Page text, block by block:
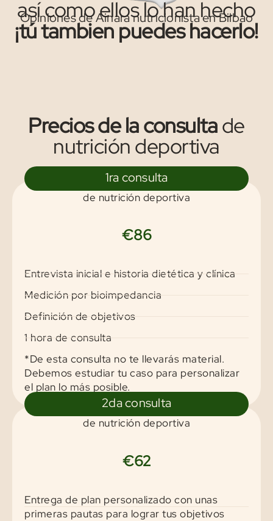
Opiniones de Ainara nutricionista en Bilbao
así como ellos lo han hecho
¡tú tambien puedes hacerlo!
Precios de la consultade
nutrición deportiva
1ra consulta
de nutrición deportiva
€86
Entrevista inicial e historia dietética y clínica
Medición por bioimpedancia
Definición de objetivos
1 hora de consulta
*De esta consulta no te llevarás material.
Debemos estudiar tu caso para personalizar
el plan lo más posible.
2da consulta
de nutrición deportiva
€62
Entrega de plan personalizado con unas
primeras pautas para lograr tus objetivos